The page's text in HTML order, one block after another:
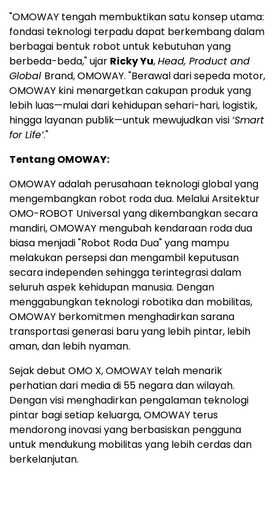
"OMOWAY tengah membuktikan satu konsep utama:
fondasi teknologi terpadu dapat berkembang dalam
berbagai bentuk robot untuk kebutuhan yang
berbeda-beda," ujar Ricky Yu,Head, Product and
Global Brand, OMOWAY. "Berawal dari sepeda motor,
OMOWAY kini menargetkan cakupan produk yang
lebih luas—mulai dari kehidupan sehari-hari, logistik,
hingga layanan publik—untuk mewujudkan visi ‘Smart
for Life’."
Tentang OMOWAY:
OMOWAY adalah perusahaan teknologi global yang
mengembangkan robot roda dua. Melalui Arsitektur
OMO-ROBOT Universal yang dikembangkan secara
mandiri, OMOWAY mengubah kendaraan roda dua
biasa menjadi "Robot Roda Dua" yang mampu
melakukan persepsi dan mengambil keputusan
secara independen sehingga terintegrasi dalam
seluruh aspek kehidupan manusia. Dengan
menggabungkan teknologi robotika dan mobilitas,
OMOWAY berkomitmen menghadirkan sarana
transportasi generasi baru yang lebih pintar, lebih
aman, dan lebih nyaman.
Sejak debut OMO X, OMOWAY telah menarik
perhatian dari media di 55 negara dan wilayah.
Dengan visi menghadirkan pengalaman teknologi
pintar bagi setiap keluarga, OMOWAY terus
mendorong inovasi yang berbasiskan pengguna
untuk mendukung mobilitas yang lebih cerdas dan
berkelanjutan.